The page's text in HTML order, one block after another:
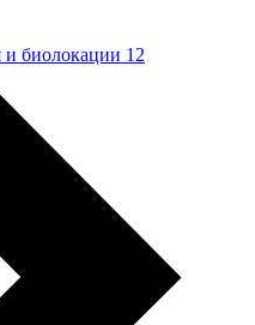
и биолокации 12